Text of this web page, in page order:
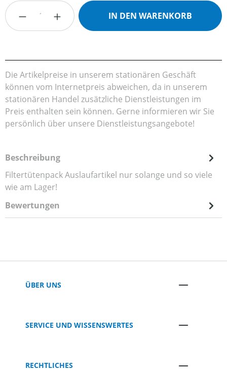
Produkt Anzahl: Gib den gewünschten
IN DEN WARENKORB
Die Artikelpreise in unserem stationären Geschäft
können vom Internetpreis abweichen, da in unserem
stationären Handel zusätzliche Dienstleistungen im
Preis enthalten sein können. Gerne informieren wir Sie
persönlich über unsere Dienstleistungsangebote!
Beschreibung
Filtertütenpack Auslaufartikel nur solange und so viele
wie am Lager!
Bewertungen
ÜBER UNS
SERVICE UND WISSENSWERTES
RECHTLICHES